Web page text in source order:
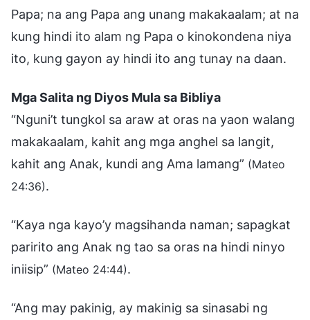
Papa; na ang Papa ang unang makakaalam; at na
kung hindi ito alam ng Papa o kinokondena niya
ito, kung gayon ay hindi ito ang tunay na daan.
Mga Salita ng Diyos Mula sa Bibliya
“Nguni’t tungkol sa araw at oras na yaon walang
makakaalam, kahit ang mga anghel sa langit,
kahit ang Anak, kundi ang Ama lamang” (Mateo
24:36).
“Kaya nga kayo’y magsihanda naman; sapagkat
paririto ang Anak ng tao sa oras na hindi ninyo
iniisip” (Mateo 24:44).
“Ang may pakinig, ay makinig sa sinasabi ng